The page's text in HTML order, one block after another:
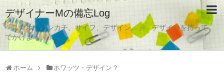
デザイナーMの備忘Log
「スマホ、ハンカチ、サイフ、デザイン。」 デザインを持って
でかけよう。
ホーム ホワッツ・デザイン？